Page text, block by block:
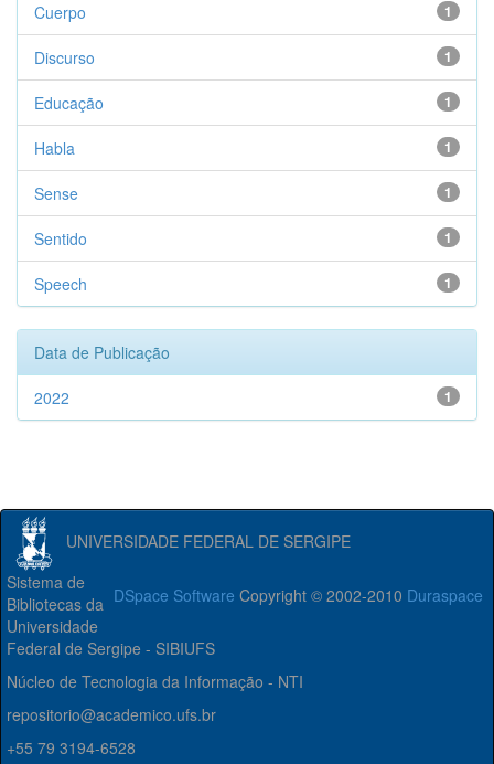
1
Cuerpo
1
Discurso
1
Educação
1
Habla
1
Sense
1
Sentido
1
Speech
Data de Publicação
1
2022
UNIVERSIDADE FEDERAL DE SERGIPE
DSpace Software Copyright © 2002-2010 Duraspace
Sistema de
Bibliotecas da
Universidade
Federal de Sergipe - SIBIUFS
Núcleo de Tecnologia da Informação - NTI
repositorio@academico.ufs.br
+55 79 3194-6528